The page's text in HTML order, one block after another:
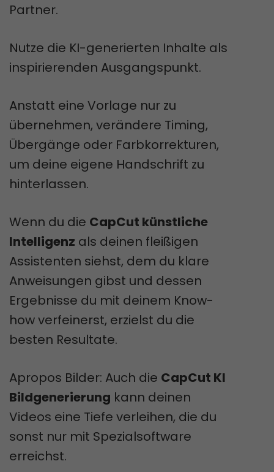
Partner.
Nutze die KI-generierten Inhalte als
inspirierenden Ausgangspunkt.
Anstatt eine Vorlage nur zu
übernehmen, verändere Timing,
Übergänge oder Farbkorrekturen,
um deine eigene Handschrift zu
hinterlassen.
Wenn du die CapCut künstliche
Intelligenz als deinen fleißigen
Assistenten siehst, dem du klare
Anweisungen gibst und dessen
Ergebnisse du mit deinem Know-
how verfeinerst, erzielst du die
besten Resultate.
Apropos Bilder: Auch die CapCut KI
Bildgenerierung kann deinen
Videos eine Tiefe verleihen, die du
sonst nur mit Spezialsoftware
erreichst.